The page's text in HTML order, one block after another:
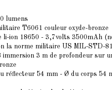
lumens
T6061 couleur oxyde-bronze
ion 18650 - 3,7volts 3500mAh
la norme militaire US MIL-STD-
3 m de profondeur sur
réflecteur 54 mm - Ø du corps 54